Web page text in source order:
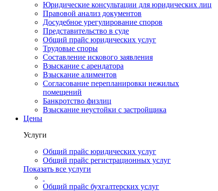
Юридические консультации для юридических лиц
Правовой анализ документов
Досудебное урегулирование споров
Представительство в суде
Общий прайс юридических услуг
Трудовые споры
Составление искового заявления
Взыскание с арендатора
Взыскание алиментов
Cогласование перепланировки нежилых
помещений
Банкротство физлиц
Взыскание неустойки с застройщика
Цены
Услуги
Общий прайс юридических услуг
Общий прайс регистрационных услуг
Показать все услуги
Общий прайс бухгалтерских услуг